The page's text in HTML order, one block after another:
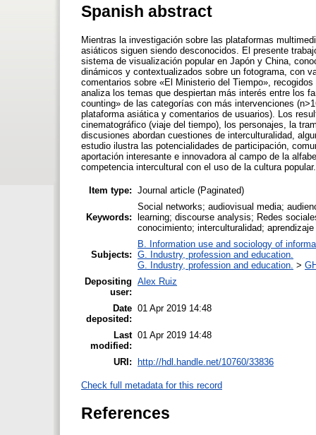
Spanish abstract
Mientras la investigación sobre las plataformas
asiáticos siguen siendo desconocidos. El presente
sistema de visualización popular en Japón y China,
dinámicos y contextualizados sobre un fotograma, con
comentarios sobre «El Ministerio del Tiempo»,
analiza los temas que despiertan más interés entre los
counting» de las categorías con más intervenciones
plataforma asiática y comentarios de usuarios). Los
cinematográfico (viaje del tiempo), los personajes, la
discusiones abordan cuestiones de interculturalidad,
estudio ilustra las potencialidades de participación,
aportación interesante e innovadora al campo de la
competencia intercultural con el uso de la cultura popular.
Item type: Journal article (Paginated)
Keywords:
Social networks; audiovisual media;
learning; discourse analysis; Redes
conocimiento; interculturalidad;
Subjects:
B. Information use and sociology of
G. Industry, profession and education.
G. Industry, profession and education. >
Depositing
user:
Alex Ruiz
Date
deposited:
01 Apr 2019 14:48
Last
modified:
01 Apr 2019 14:48
URI: http://hdl.handle.net/10760/33836
Check full metadata for this record
References